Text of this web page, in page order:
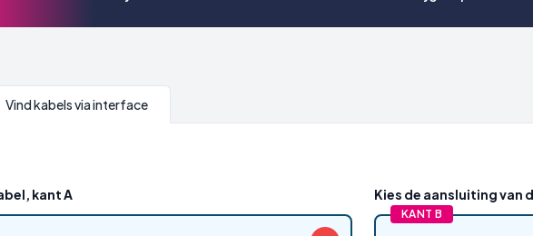
Vind kabels via interface
kant A Kies de aansluiting van
KANT B